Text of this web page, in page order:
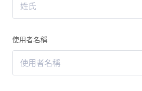
使用者名稱